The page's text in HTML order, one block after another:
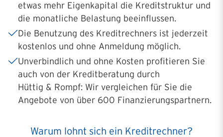
etwas mehr Eigenkapital die Kreditstruktur und
die monatliche Belastung beeinflussen.
Die Benutzung des Kreditrechners ist jederzeit
kostenlos und ohne Anmeldung möglich.
Unverbindlich und ohne Kosten profitieren Sie
auch von der Kreditberatung durch
Hüttig & Rompf: Wir vergleichen für Sie die
Angebote von über 600 Finanzierungspartnern.
Warum lohnt sich ein Kreditrechner?